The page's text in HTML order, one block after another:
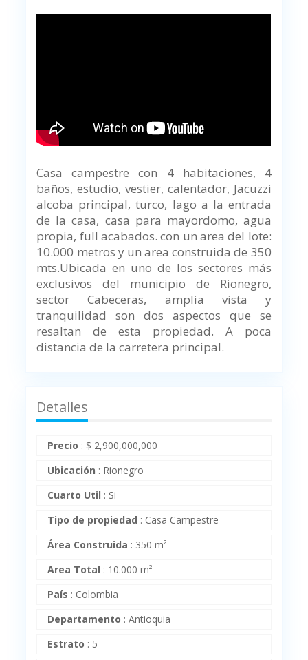
Casa campestre con 4 habitaciones, 4
baños, estudio, vestier, calentador, Jacuzzi
alcoba principal, turco, lago a la entrada
de la casa, casa para mayordomo, agua
propia, full acabados. con un area del lote:
10.000 metros y un area construida de 350
mts.Ubicada en uno de los sectores más
exclusivos del municipio de Rionegro,
sector Cabeceras, amplia vista y
tranquilidad son dos aspectos que se
resaltan de esta propiedad. Apoca
distancia de la carretera principal.
Detalles
Precio : $ 2,900,000,000
Ubicación : Rionegro
Cuarto Util : Si
Tipo de propiedad : Casa Campestre
Área Construida : 350 m²
Area Total : 10.000 m²
País : Colombia
Departamento :Antioquia
Estrato : 5